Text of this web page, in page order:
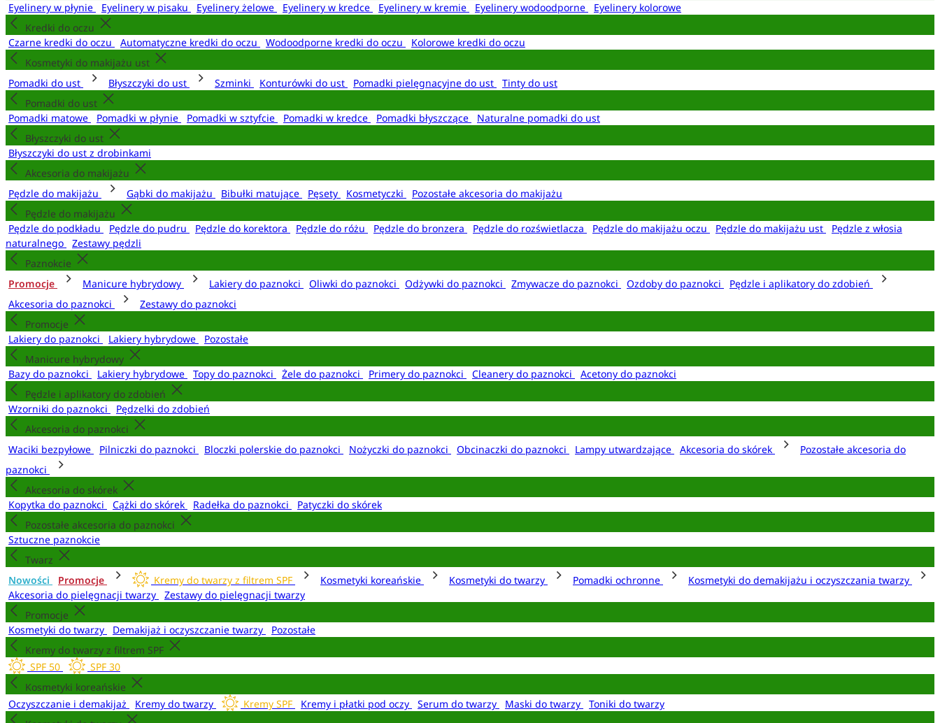
Eyelinery w płynie
Eyelinery w pisaku Eyelinery żelowe Eyelinery w kredce Eyelinery w kremie Eyelinery wodoodporne
Eyelinery kolorowe
Kredki do oczu
Czarne kredki do oczu
Automatyczne kredki do oczu Wodoodporne kredki do oczu
Kolorowe kredki do oczu
Kosmetyki do makijażu ust
Pomadki do ust
Błyszczyki do ust Szminki Konturówki do ust Pomadki pielęgnacyjne do ust
Tinty do ust
Pomadki do ust
Pomadki matowe
Pomadki w płynie Pomadki w sztyfcie Pomadki w kredce Pomadki błyszczące
Naturalne pomadki do ust
Błyszczyki do ust
Błyszczyki do ust z drobinkami
Akcesoria do makijażu
Pędzle do makijażu
Gąbki do makijażu Bibułki matujące Pęsety Kosmetyczki
Pozostałe akcesoria do makijażu
Pędzle do makijażu
Pędzle do podkładu
Pędzle do pudru Pędzle do korektora Pędzle do różu Pędzle do bronzera Pędzle do rozświetlacza Pędzle do makijażu oczu Pędzle do makijażu ust
Pędzle z włosia
naturalnego
Zestawy pędzli
Paznokcie
Promocje
Manicure hybrydowy Lakiery do paznokci Oliwki do paznokci Odżywki do paznokci Zmywacze do paznokci Ozdoby do paznokci
Pędzle i aplikatory do zdobień
Akcesoria do paznokci
Zestawy do paznokci
Promocje
Lakiery do paznokci
Lakiery hybrydowe
Pozostałe
Manicure hybrydowy
Bazy do paznokci
Lakiery hybrydowe Topy do paznokci Żele do paznokci Primery do paznokci Cleanery do paznokci
Acetony do paznokci
Pędzle i aplikatory do zdobień
Wzorniki do paznokci
Pędzelki do zdobień
Akcesoria do paznokci
Waciki bezpyłowe
Pilniczki do paznokci Bloczki polerskie do paznokci Nożyczki do paznokci Obcinaczki do paznokci Lampy utwardzające Akcesoria do skórek
Pozostałe akcesoria do
paznokci
Akcesoria do skórek
Kopytka do paznokci
Cążki do skórek Radełka do paznokci
Patyczki do skórek
Pozostałe akcesoria do paznokci
Sztuczne paznokcie
Twarz
Nowości
Promocje Kremy do twarzy z filtrem SPF Kosmetyki koreańskie Kosmetyki do twarzy Pomadki ochronne
Kosmetyki do demakijażu i oczyszczania twarzy
Akcesoria do pielęgnacji twarzy
Zestawy do pielęgnacji twarzy
Promocje
Kosmetyki do twarzy
Demakijaż i oczyszczanie twarzy
Pozostałe
Kremy do twarzy z filtrem SPF
SPF 50
SPF 30
Kosmetyki koreańskie
Oczyszczanie i demakijaż
Kremy do twarzy Kremy SPF Kremy i płatki pod oczy Serum do twarzy Maski do twarzy
Toniki do twarzy